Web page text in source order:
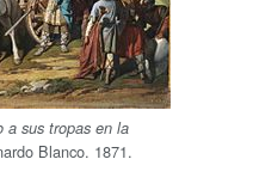
a sus tropas en la
Blanco. 1871.